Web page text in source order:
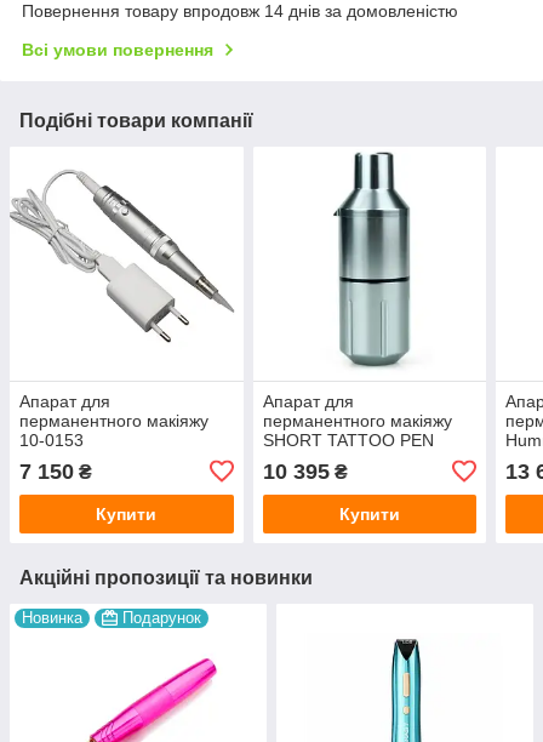
Повернення товару впродовж 14 днів за домовленістю
Всі умови повернення
Подібні товари компанії
Апарат для
перманентного макіяжу
10-0153
7 150 ₴
Купити
Апарат для
перманентного макіяжу
SHORT TATTOO PEN
10 395₴
Купити
13
Акційні пропозиції та новинки
Новинка Подарунок